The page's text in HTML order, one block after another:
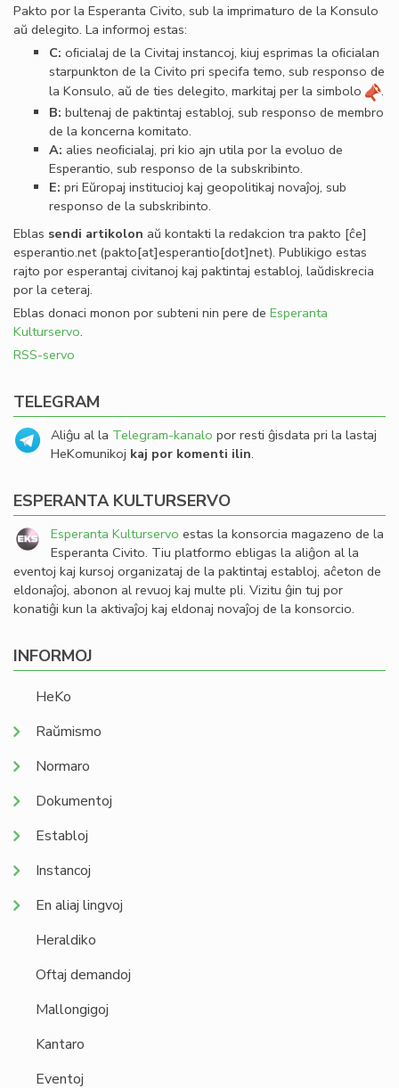
Pakto por la Esperanta Civito, sub la imprimaturo de la Konsulo
aŭ delegito. La informoj estas:
C: oﬁcialaj de la Civitaj instancoj, kiuj esprimas la oﬁcialan
starpunkton de la Civito pri specifa temo, sub responso de
la Konsulo, aŭ de ties delegito, markitaj per la simbolo
.
B: bultenaj de paktintaj establoj, sub responso de membro
de la koncerna komitato.
A: alies neoﬁcialaj, pri kio ajn utila por la evoluo de
Esperantio, sub responso de la subskribinto.
E: pri Eŭropaj institucioj kaj geopolitikaj novaĵoj, sub
responso de la subskribinto.
Eblas sendi artikolon aŭ kontakti la redakcion tra pakto [ĉe]
esperantio.net(pakto[at]esperantio[dot]net). Publikigo estas
rajto por esperantaj civitanoj kaj paktintaj establoj, laŭdiskrecia
por la ceteraj.
Eblas donaci monon por subteni nin pere de Esperanta
Kulturservo.
RSS-servo
TELEGRAM
Aliĝu al la Telegram-kanalo por resti ĝisdata pri la lastaj
HeKomunikoj kaj por komenti ilin.
ESPERANTA KULTURSERVO
Esperanta Kulturservo estas la konsorcia magazeno de la
Esperanta Civito. Tiu platformo ebligas la aliĝon al la
eventoj kaj kursoj organizataj de la paktintaj establoj, aĉeton de
eldonaĵoj, abonon al revuoj kaj multe pli. Vizitu ĝin tuj por
konatiĝi kun la aktivaĵoj kaj eldonaj novaĵoj de la konsorcio.
INFORMOJ
HeKo
Raŭmismo
Normaro
Dokumentoj
Establoj
Instancoj
En aliaj lingvoj
Heraldiko
Oftaj demandoj
Mallongigoj
Kantaro
Eventoj